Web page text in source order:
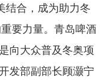
结合，成为助力冬
要力量。青岛啤酒
向大众普及冬奥项
发部副部长顾灏宁